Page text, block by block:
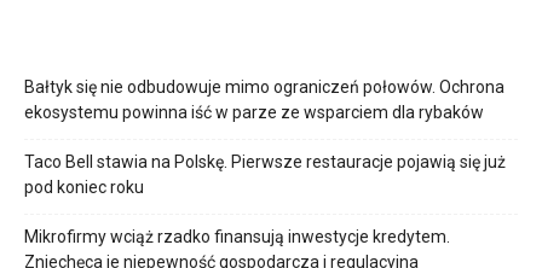
Bałtyk się nie odbudowuje mimo ograniczeń połowów. Ochrona
ekosystemu powinna iść w parze ze wsparciem dla rybaków
Taco Bell stawia na Polskę. Pierwsze restauracje pojawią się już
pod koniec roku
Mikrofirmy wciąż rzadko finansują inwestycje kredytem.
Zniechęca je niepewność gospodarcza i regulacyjna